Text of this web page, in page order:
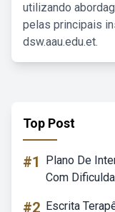
utilizando
pelas principais
dsw.aau.edu.et.
Top Post
#1
Plano De
Com
#2 Escrita